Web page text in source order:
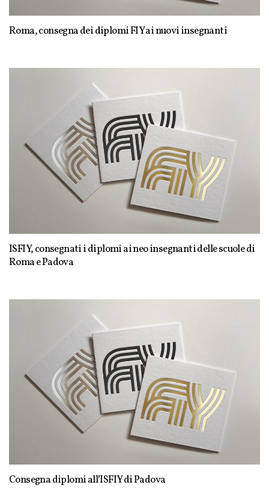
Roma, consegna dei diplomi FIY ai nuovi insegnanti
ISFIY, consegnati i diplomi ai neo insegnanti delle scuole di
Roma e Padova
Consegna diplomi all’ISFIY di Padova